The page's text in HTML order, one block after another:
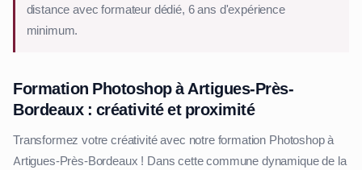
distance avec formateur dédié, 6 ans d'expérience
minimum.
Formation Photoshop à Artigues-Près-
Bordeaux : créativité et proximité
Transformez votre créativité avec notre formation Photoshop à
Artigues-Près-Bordeaux ! Dans cette commune dynamique de la